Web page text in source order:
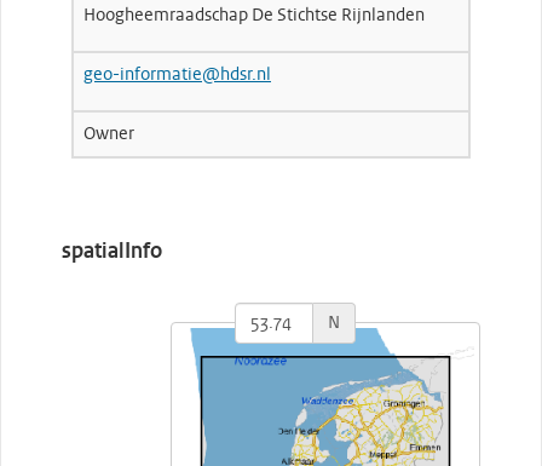
Hoogheemraadschap De Stichtse Rijnlanden
geo-informatie@hdsr.nl
Owner
spatialInfo
N